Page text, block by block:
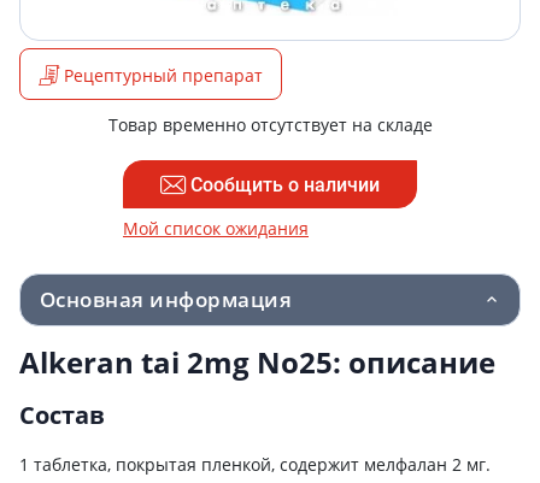
Рецептурный препарат
Товар временно отсутствует на складе
Сообщить о наличии
Мой список ожидания
Основная информация
Alkeran tai 2mg No25: описание
Состав
1 таблетка, покрытая пленкой, содержит мелфалан 2 мг.